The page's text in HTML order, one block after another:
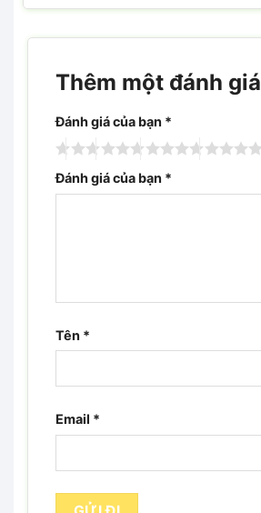
Thêm một đánh giá
Đánh giá của bạn *
Đánh giá của bạn *
Tên *
Email *